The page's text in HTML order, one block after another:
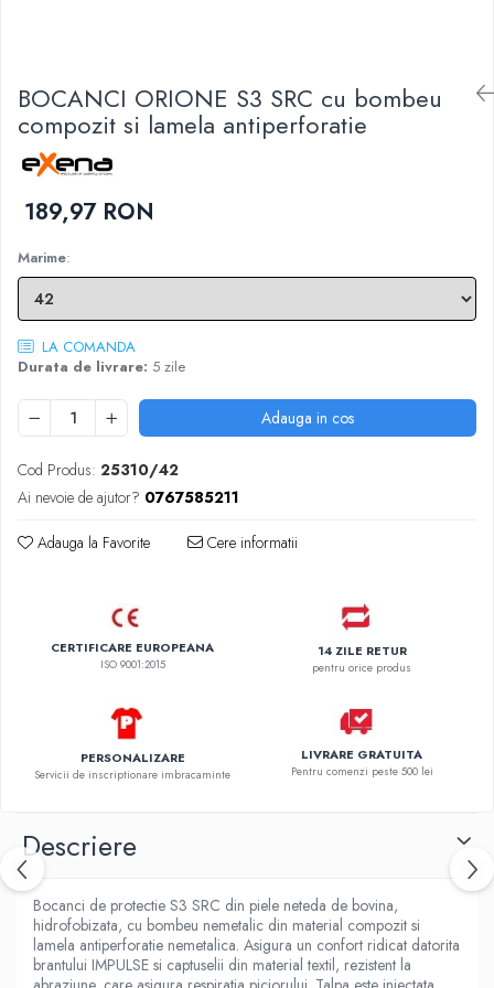
JACHETE VATUITE
INDUSTRIA ALIMENTARA
GENUNCHIERE
IMBRACAMINTE ANTICHIMICA |
MULTIRISC
CAMASI
FESURI, SEPCI, CAPISOANE
HANORACE
BOCANCI ORIONE S3 SRC cu bombeu
compozit si lamela antiperforatie
189,97 RON
Marime:
LA COMANDA
Durata de livrare: 5 zile
Adauga in cos
Cod Produs: 25310/42
Ai nevoie de ajutor? 0767585211
Adauga la Favorite Cere informatii
CERTIFICARE EUROPEANA
ISO 9001:2015
14 ZILE RETUR
pentru orice produs
PERSONALIZARE
Servicii de inscriptionare imbracaminte
LIVRARE GRATUITA
Pentru comenzi peste 500 lei
Descriere
Bocanci de protectie S3 SRC din piele neteda de bovina,
hidrofobizata, cu bombeu nemetalic din material compozit si
lamela antiperforatie nemetalica. Asigura un confort ridicat datorita
brantului IMPULSE si captuselii din material textil, rezistent la